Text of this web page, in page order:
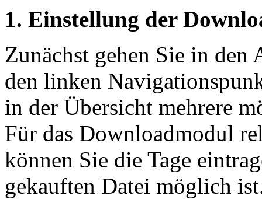
1. Einstellung der
Zunächst gehen Sie in
den linken
in der Übersicht mehrere
Für das Downloadmodul
können Sie die Tage
gekauften Datei möglich